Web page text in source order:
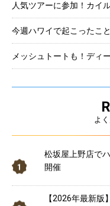
人気ツアーに参加！カイ
今週ハワイで起こったこ
メッシュトートも！ディ
よ
松坂屋上野店で
開催
【2026年最新